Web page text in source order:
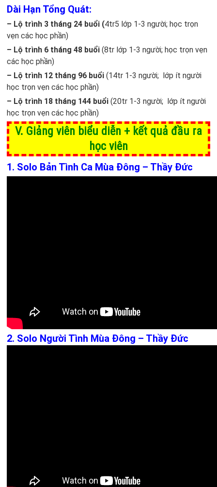
Dài Hạn Tổng Quát:
– Lộ trình 3 tháng 24 buổi (4tr5 lớp 1-3 người; học trọn
vẹn các học phần)
– Lộ trình 6 tháng 48 buổi (8tr lớp 1-3 người; học trọn vẹn
các học phần)
– Lộ trình 12 tháng 96 buổi (14tr 1-3 người; lớp ít người
học trọn vẹn các học phần)
– Lộ trình 18 tháng 144 buổi (20tr 1-3 người; lớp ít người
học trọn vẹn các học phần)
V. Giảng viên biểu diễn + kết quả đầu ra
học viên
1. Solo Bản Tình Ca Mùa Đông – Thầy Đức
2. Solo Người Tình Mùa Đông – Thầy Đức